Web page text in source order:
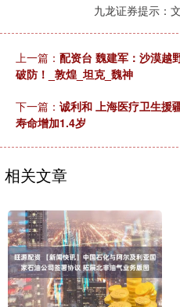
九龙证券提示：
上一篇： 配资台 魏建军：沙漠越
破防！_敦煌_坦克_魏神
下一篇： 诚利和 上海医疗卫生援
寿命增加1.4岁
相关文章